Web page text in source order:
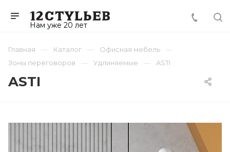
Нам уже 20 лет
Главная Каталог
Офисная мебель
Зоны переговоров
Удлиняемые ASTI
ASTI